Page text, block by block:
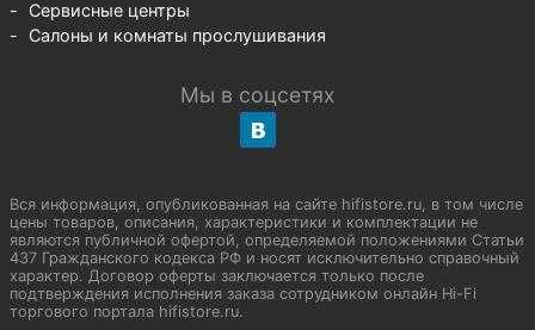
Сервисные центры
Салоны и комнаты прослушивания
Мы в соцсетях
Вся информация, опубликованная на сайте hifistore.ru, в том числе
цены товаров, описания, характеристики и комплектации не
являются публичной офертой, определяемой положениями Статьи
437 Гражданского кодекса РФ и носят исключительно справочный
характер. Договор оферты заключается только после
подтверждения исполнения заказа сотрудником онлайн Hi-Fi
торгового портала hifistore.ru.